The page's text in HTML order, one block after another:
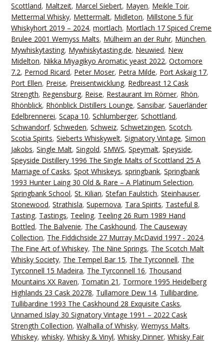
Scottland, Maltzeit, Marcel Siebert, Mayen, Meikle Toir,
Mettermal Whisky, Mettermalt, Midleton, Millstone 5 für
Whiskyhort 2019 – 2024,mortlach, Mortlach 17 Spiced Creme
Brulee 2001 Wemyss Malts, Mülheim an der Ruhr, München,
Mywhiskytasting, Mywhiskytasting.de, Neuwied, New
Midelton, Nikka Miyagikyo Aromatic yeast 2022,Octomore
7.2, Pernod Ricard, Peter Moser, Petra Milde, Port Askaig 17,
Port Ellen, Preise, Preisentwicklung, Redbreast 12 Cask
Strength, Regensburg, Reise, Restaurant Im Römer, Rhön,
Rhönblick, Rhönblick Distillers Lounge,Sansibar,Sauerländer
Edelbrennerei,Scapa 10,Schlumberger,Schottland,
Schwandorf,Schweden,Schweiz,Schwetzingen,Scotch,
Scotia Spirits,Sieberts Whiskywelt,Signatory Vintage,Simon
Jakobs,Single Malt,Singold,SMWS,Speymalt,Speyside,
Speyside Distillery 1996 The Single Malts of Scottland 25 A
Marriage of Casks,Spot Whiskeys,springbank,Springbank
1993 Hunter Laing 30 Old & Rare – A Platinum Selection,
Springbank School,St. Kilian,Stefan Faulstich,Steinhauser,
Stonewood,Strathisla,Supernova, Tara Spirits, Tasteful 8,
Tasting, Tastings, Teeling, Teeling 26 Rum 1989 Hand
Bottled, The Balvenie, The Caskhound, The Causeway
Collection, The Fiddichside 27 Murray McDavid 1997 - 2024,
The Fine Art of Whiskey, The Nine Springs, The Scotch Malt
Whisky Society, The Tempel Bar 15, The Tyrconnell, The
Tyrconnell 15 Madeira, The Tyrconnell 16, Thousand
Mountains XX Raven, Tomatin 21 , Tormore 1995 Heidelberg
Highlands 23 Cask 20278, Tullamore Dew 14, Tullibardine,
Tullibardine 1993 The Caskhound 28 Exquisite Casks,
Unnamed Islay 30 Signatory Vintage 1991 – 2022 Cask
Strength Collection,Walhalla of Whisky,Wemyss Malts,
Whiskey,whisky,Whisky & Vinyl,Whisky Dinner,Whisky Fair